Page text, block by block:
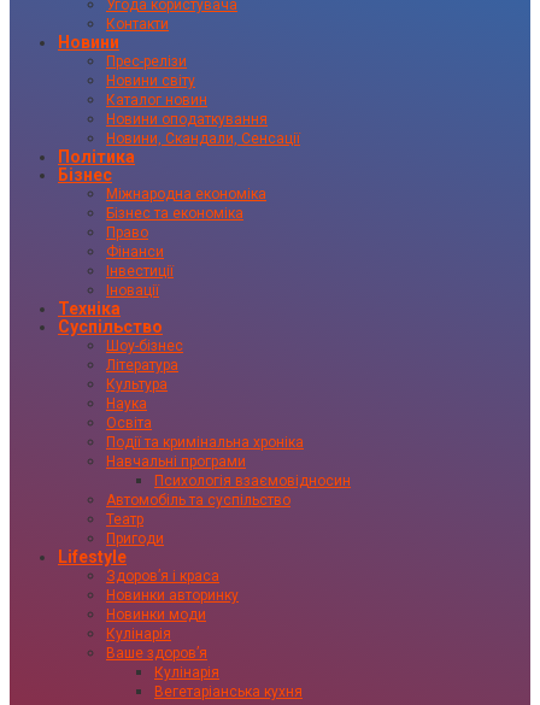
Угода користувача
Контакти
Новини
Прес-релізи
Новини світу
Каталог новин
Новини оподаткування
Новини, Скандали, Сенсації
Політика
Бізнес
Міжнародна економіка
Бізнес та економіка
Право
Фінанси
Інвестиції
Іновації
Техніка
Суспільство
Шоу-бізнес
Література
Культура
Наука
Освіта
Події та кримінальна хроніка
Навчальні програми
Психологія взаємовідносин
Автомобіль та суспільство
Театр
Пригоди
Lifestyle
Здоровʼя і краса
Новинки авторинку
Новинки моди
Кулінарія
Ваше здоровʼя
Кулінарія
Вегетаріанська кухня